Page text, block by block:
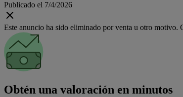
Publicado el 7/4/2026
Este anuncio ha sido eliminado por venta u otro motivo.
Obtén una valoración en minutos